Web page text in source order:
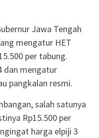
Jawa Tengah
mengatur HET
per tabung.
dan mengatur
pangkalan resmi.
salah satunya
Rp15.500 per
harga elpiji 3